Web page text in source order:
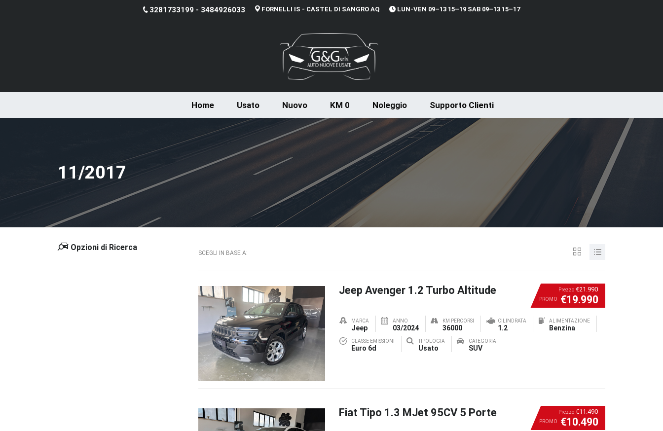
LUN-VEN 09–13 15–19 SAB 09–13 15–17
FORNELLI IS - CASTEL DI SANGRO AQ
3281733199 - 3484926033
Home Usato Nuovo KM 0 Noleggio Supporto Clienti
11/2017
Opzioni di Ricerca
SCEGLI IN BASE A:
Prezzo €21.990
PROMO €19.990
Jeep Avenger 1.2 Turbo Altitude
MARCA
Jeep
ANNO
03/2024
KM PERCORSI
36000
CILINDRATA
1.2
ALIMENTAZIONE
Benzina
CLASSE EMISSIONI
Euro 6d
TIPOLOGIA
Usato
CATEGORIA
SUV
Prezzo €11.490
PROMO €10.490
Fiat Tipo 1.3 MJet 95CV 5 Porte